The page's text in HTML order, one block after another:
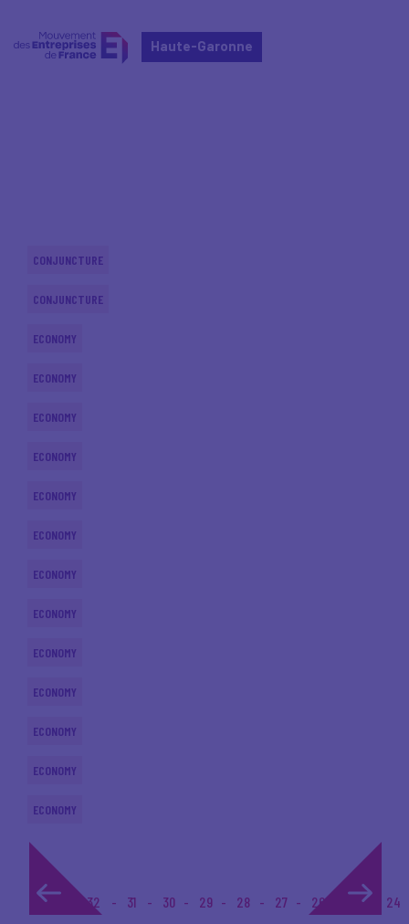
Haute-Garonne
CONJUNCTURE
CONJUNCTURE
ECONOMY
ECONOMY
ECONOMY
ECONOMY
ECONOMY
ECONOMY
ECONOMY
ECONOMY
ECONOMY
ECONOMY
ECONOMY
ECONOMY
ECONOMY
1... 32 31 30 29 28 27 26 25 24